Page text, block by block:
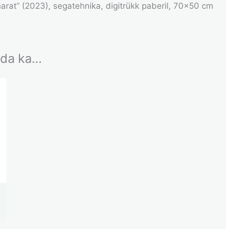
(2023), segatehnika, digitrükk paberil, 70×50 cm
ka…